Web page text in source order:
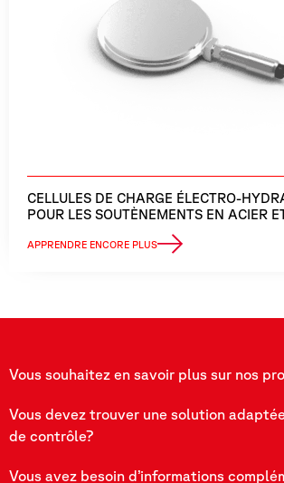
CELLULES DE CHARGE ÉLECTRO-
POUR LES SOUTÈNEMENTS EN ACIER
APPRENDRE ENCORE PLUS
Vous souhaitez en savoir plus sur nos
Vous devez trouver une solution
de contrôle?
Vous avez besoin d’informations